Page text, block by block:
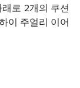
로 2개의 쿠션
이 주얼리 이어